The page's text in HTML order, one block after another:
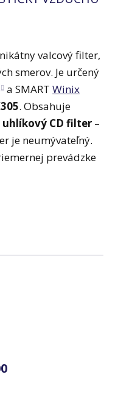
valcový filter,
smerov. Je určený
a SMARTWinix
. Obsahuje
CD filter –
je neumývateľný.
prevádzke